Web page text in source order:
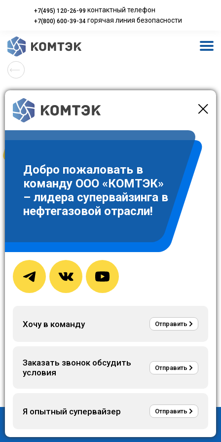
+7(495) 120-26-99 контактный телефон
+7(800) 600-39-34 горячая линия безопасности
Новости
20
Установлен рекордный показатель на
Тазовском НГКМ ООО
«Меретояханефтегаз»
Под руководством супервайзеров ООО «КОМТЭК» было
выполнено строительство наклонно-направленной
поглощающей скважины с рекордным показателем данного
ранее поставленном рекорде 6,04 сут. /1000 метров).
Фактический срок строительства был реализован
оперативнее запланированного на 1,4 суток и составил итого
119121, г. Москва, ул. Погодинская д. 4, этаж/помещ. 1/XIX, ком.1
Добро пожаловать в
команду ООО «КОМТЭК»
– лидера супервайзинга в
нефтегазовой отрасли!
Хочу в команду Отправить
Заказать звонок обсудить
условия
Отправить
Я опытный супервайзер Отправить